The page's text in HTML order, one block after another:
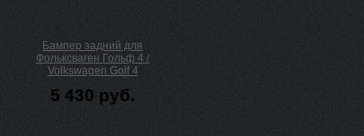
Бампер задний для
Фольксваген Гольф 4 /
Volkswagen Golf 4
5 430 руб.